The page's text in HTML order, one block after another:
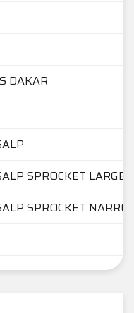
DAKAR
SPROCKET LARGE
SPROCKET